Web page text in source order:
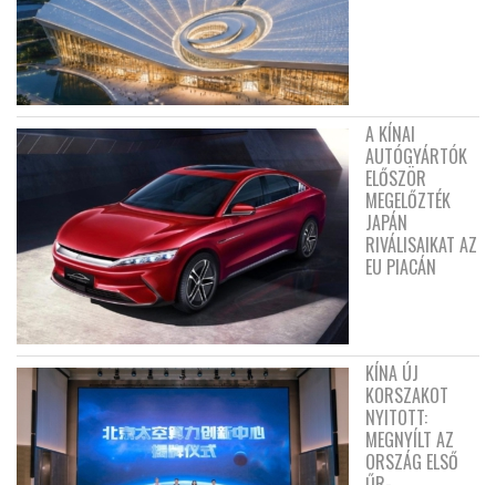
A KÍNAI
AUTÓGYÁRTÓK
ELŐSZÖR
MEGELŐZTÉK
JAPÁN
RIVÁLISAIKAT AZ
EU PIACÁN
KÍNA ÚJ
KORSZAKOT
NYITOTT:
MEGNYÍLT AZ
ORSZÁG ELSŐ